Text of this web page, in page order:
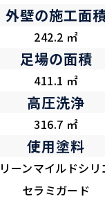
外壁の施工面
242.2 ㎡
足場の面積
411.1 ㎡
高圧洗浄
316.7 ㎡
使用塗料
ーンマイルドシリ
セラミガード